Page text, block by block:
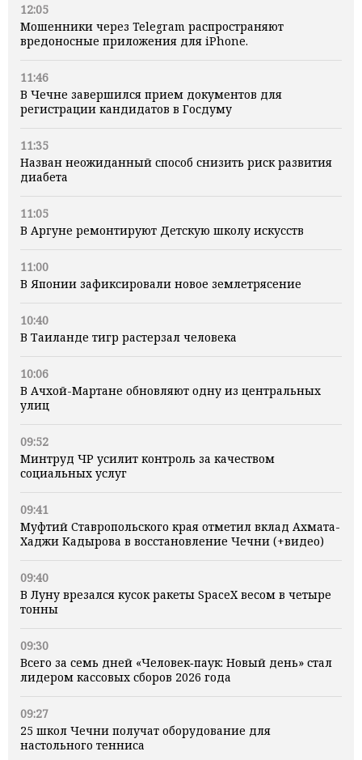
12:05
Мошенники через Telegram распространяют
вредоносные приложения для iPhone.
11:46
В Чечне завершился прием документов для
регистрации кандидатов в Госдуму
11:35
Назван неожиданный способ снизить риск развития
диабета
11:05
В Аргуне ремонтируют Детскую школу искусств
11:00
В Японии зафиксировали новое землетрясение
10:40
В Таиланде тигр растерзал человека
10:06
В Ачхой-Мартане обновляют одну из центральных
улиц
09:52
Минтруд ЧР усилит контроль за качеством
социальных услуг
09:41
Муфтий Ставропольского края отметил вклад Ахмата-
Хаджи Кадырова в восстановление Чечни (+видео)
09:40
В Луну врезался кусок ракеты SpaceX весом в четыре
тонны
09:30
Всего за семь дней «Человек‑паук: Новый день» стал
лидером кассовых сборов 2026 года
09:27
25 школ Чечни получат оборудование для
настольного тенниса